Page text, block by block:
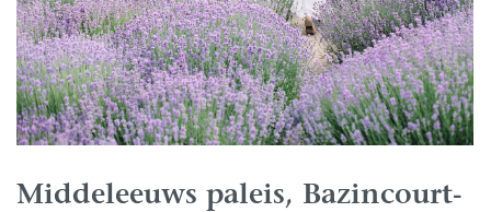
Middeleeuws paleis, Bazincourt-